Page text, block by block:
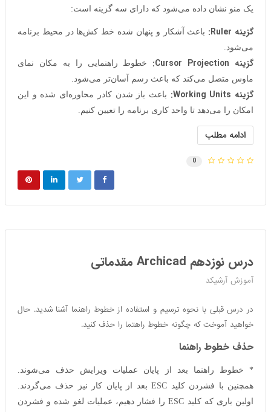
یک منو نشان داده می‌شود که دارای سه گزینه است:
گزینه Ruler:
باعث آشکار و پنهان شده خط کش‌ها در محیط برنامه
می‌شود.
گزینه Cursor Projection:
خطوط راهنمایی را به مکان نمای
ماوس متصل می‌کند که باعث رسم آسان‌تر می‌شود.
گزینه Working Units:
باعث باز شدن کادر محاوره‌ای شده و این
امکان را می‌دهد تا واحد کاری برنامه را تعیین کنیم.
ادامه مطلب
0
درس نوزدهم Archicad مقدماتی
آموزش آرشیکد
در درس قبلی با نحوه ترسیم و استفاده از خطوط راهنما آشنا شدید. حال
خواهید آموخت که چگونه خطوط راهتما را حذف کنید.
حذف خطوط راهنما
* خطوط راهنما بعد از پایان عملیات ویرایش حذف می‌شوند.
همچنین با فشردن کلید ESC بعد از پایان کار نیز حذف می‌گردند.
اولین باری که کلید ESC را فشار دهیم، عملیات لغو شده
و فشردن